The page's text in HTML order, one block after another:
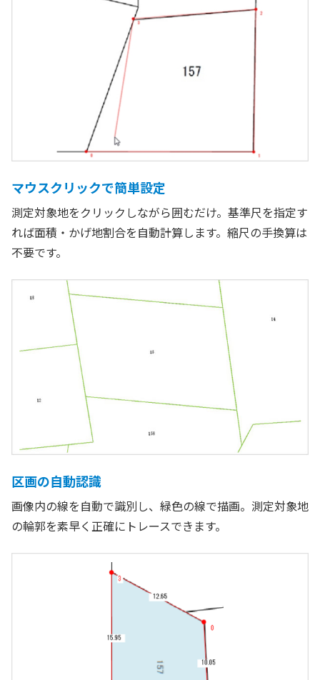
マウスクリックで簡単設定
測定対象地をクリックしながら囲むだけ。基準尺を指定す
れば面積・かげ地割合を自動計算します。縮尺の手換算は
不要です。
区画の自動認識
画像内の線を自動で識別し、緑色の線で描画。測定対象地
の輪郭を素早く正確にトレースできます。